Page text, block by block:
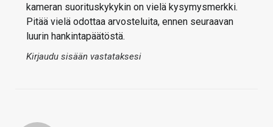
kameran suorituskykykin on vielä kysymysmerkki.
Pitää vielä odottaa arvosteluita, ennen seuraavan
luurin hankintapäätöstä.
Kirjaudu sisään vastataksesi